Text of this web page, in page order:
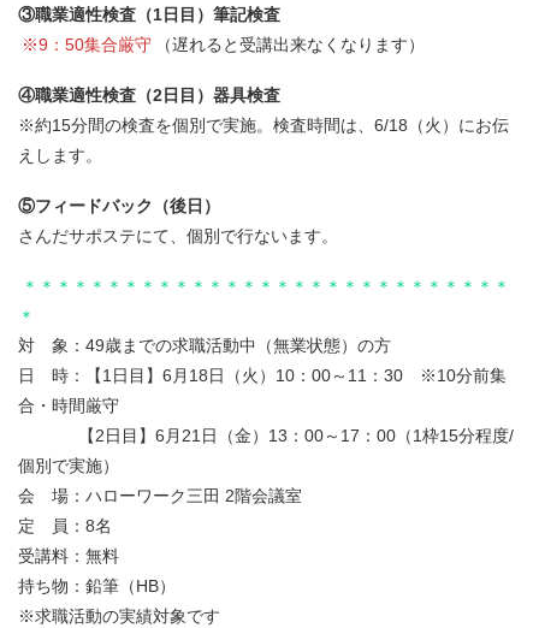
③職業適性検査（1日目）筆記検査
※9：50集合厳守
（遅れると受講出来なくなります）
④職業適性検査（2日目）器具検査
※約15分間の検査を個別で実施。検査時間は、6/18（火）にお伝
えします。
⑤フィードバック（後日）
さんだサポステにて、個別で行ないます。
＊＊＊＊＊＊＊＊＊＊＊＊＊＊＊＊＊＊＊＊＊＊＊＊＊＊＊＊＊
＊
対 象：49歳までの求職活動中（無業状態）の方
日 時：【1日目】6月18日（火）10：00～11：30 ※10分前集
合・時間厳守
【2日目】6月21日（金）13：00～17：00（1枠15分程度/
個別で実施）
会 場：ハローワーク三田 2階会議室
定 員：8名
受講料：無料
持ち物：鉛筆（HB）
※求職活動の実績対象です